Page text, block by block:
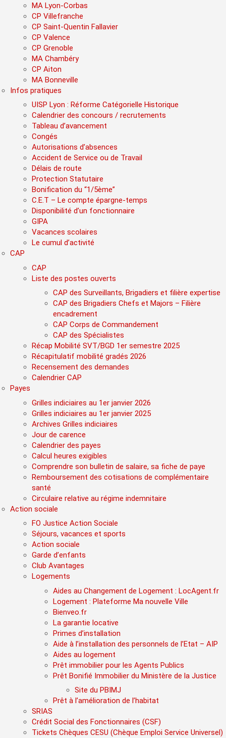
MA Lyon-Corbas
CP Villefranche
CP Saint-Quentin Fallavier
CP Valence
CP Grenoble
MA Chambéry
CP Aiton
MA Bonneville
Infos pratiques
UISP Lyon : Réforme Catégorielle Historique
Calendrier des concours / recrutements
Tableau d’avancement
Congés
Autorisations d’absences
Accident de Service ou de Travail
Délais de route
Protection Statutaire
Bonification du “1/5ème”
C.E.T – Le compte épargne-temps
Disponibilité d’un fonctionnaire
GIPA
Vacances scolaires
Le cumul d’activité
CAP
CAP
Liste des postes ouverts
CAP des Surveillants, Brigadiers et filière expertise
CAP des Brigadiers Chefs et Majors – Filière
encadrement
CAP Corps de Commandement
CAP des Spécialistes
Récap Mobilité SVT/BGD 1er semestre 2025
Récapitulatif mobilité gradés 2026
Recensement des demandes
Calendrier CAP
Payes
Grilles indiciaires au 1er janvier 2026
Grilles indiciaires au 1er janvier 2025
Archives Grilles indiciaires
Jour de carence
Calendrier des payes
Calcul heures exigibles
Comprendre son bulletin de salaire, sa fiche de paye
Remboursement des cotisations de complémentaire
santé
Circulaire relative au régime indemnitaire
Action sociale
FO Justice Action Sociale
Séjours, vacances et sports
Action sociale
Garde d’enfants
Club Avantages
Logements
Aides au Changement de Logement : LocAgent.fr
Logement : Plateforme Ma nouvelle Ville
Bienveo.fr
La garantie locative
Primes d’installation
Aide à l’installation des personnels de l’Etat – AIP
Aides au logement
Prêt immobilier pour les Agents Publics
Prêt Bonifié Immobilier du Ministère de la Justice
Site du PBIMJ
Prêt à l’amélioration de l’habitat
SRIAS
Crédit Social des Fonctionnaires (CSF)
Tickets Chèques CESU (Chèque Emploi Service Universel)